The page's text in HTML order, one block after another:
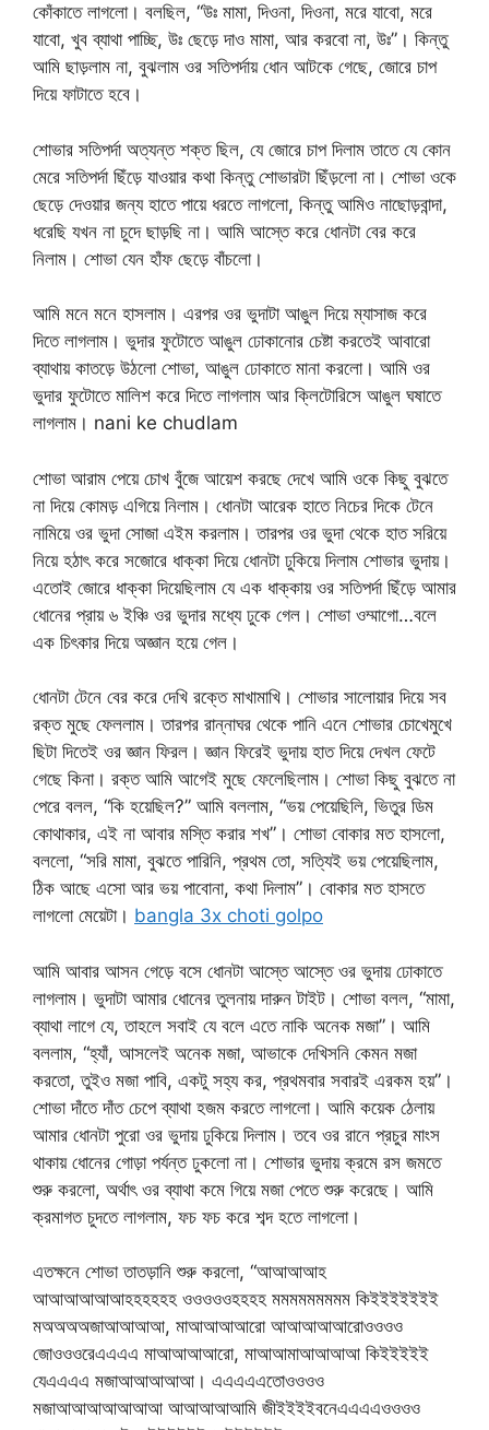
কোঁকাতে লাগলো। বলছিল, “উঃ মামা, দিওনা, দিওনা, মরে যাবো, মরে
যাবো, খুব ব্যাথা পাচ্ছি, উঃ ছেড়ে দাও মামা, আর করবো না, উঃ”। কিন্তু
আমি ছাড়লাম না, বুঝলাম ওর সতিপর্দায় ধোন আটকে গেছে, জোরে চাপ
দিয়ে ফাটাতে হবে।
শোভার সতিপর্দা অত্যন্ত শক্ত ছিল, যে জোরে চাপ দিলাম তাতে যে কোন
মেরে সতিপর্দা ছিঁড়ে যাওয়ার কথা কিন্তু শোভারটা ছিঁড়লো না। শোভা ওকে
ছেড়ে দেওয়ার জন্য হাতে পায়ে ধরতে লাগলো, কিন্তু আমিও নাছোড়বান্দা,
ধরেছি যখন না চুদে ছাড়ছি না। আমি আস্তে করে ধোনটা বের করে
নিলাম। শোভা যেন হাঁফ ছেড়ে বাঁচলো।
আমি মনে মনে হাসলাম। এরপর ওর ভুদাটা আঙুল দিয়ে ম্যাসাজ করে
দিতে লাগলাম। ভুদার ফুটোতে আঙুল ঢোকানোর চেষ্টা করতেই আবারো
ব্যাথায় কাতড়ে উঠলো শোভা, আঙুল ঢোকাতে মানা করলো। আমি ওর
ভুদার ফুটোতে মালিশ করে দিতে লাগলাম আর ক্লিটোরিসে আঙুল ঘষাতে
লাগলাম। nani ke chudlam
শোভা আরাম পেয়ে চোখ বুঁজে আয়েশ করছে দেখে আমি ওকে কিছু বুঝতে
না দিয়ে কোমড় এগিয়ে নিলাম। ধোনটা আরেক হাতে নিচের দিকে টেনে
নামিয়ে ওর ভুদা সোজা এইম করলাম। তারপর ওর ভুদা থেকে হাত সরিয়ে
নিয়ে হঠাৎ করে সজোরে ধাক্কা দিয়ে ধোনটা ঢুকিয়ে দিলাম শোভার ভুদায়।
এতোই জোরে ধাক্কা দিয়েছিলাম যে এক ধাক্কায় ওর সতিপর্দা ছিঁড়ে আমার
ধোনের প্রায় ৬ ইঞ্চি ওর ভুদার মধ্যে ঢুকে গেল। শোভা ওম্মাগো…বলে
এক চিৎকার দিয়ে অজ্ঞান হয়ে গেল।
ধোনটা টেনে বের করে দেখি রক্তে মাখামাখি। শোভার সালোয়ার দিয়ে সব
রক্ত মুছে ফেললাম। তারপর রান্নাঘর থেকে পানি এনে শোভার চোখেমুখে
ছিটা দিতেই ওর জ্ঞান ফিরল। জ্ঞান ফিরেই ভুদায় হাত দিয়ে দেখল ফেটে
গেছে কিনা। রক্ত আমি আগেই মুছে ফেলেছিলাম। শোভা কিছু বুঝতে না
পেরে বলল, “কি হয়েছিল?” আমি বললাম, “ভয় পেয়েছিলি, ভিতুর ডিম
কোথাকার, এই না আবার মস্তি করার শখ”। শোভা বোকার মত হাসলো,
বললো, “সরি মামা, বুঝতে পারিনি, প্রথম তো, সত্যিই ভয় পেয়েছিলাম,
ঠিক আছে এসো আর ভয় পাবোনা, কথা দিলাম”। বোকার মত হাসতে
লাগলো মেয়েটা। bangla 3x choti golpo
আমি আবার আসন গেড়ে বসে ধোনটা আস্তে আস্তে ওর ভুদায় ঢোকাতে
লাগলাম। ভুদাটা আমার ধোনের তুলনায় দারুন টাইট। শোভা বলল, “মামা,
ব্যাথা লাগে যে, তাহলে সবাই যে বলে এতে নাকি অনেক মজা”। আমি
বললাম, “হ্যাঁ, আসলেই অনেক মজা, আভাকে দেখিসনি কেমন মজা
করতো, তুইও মজা পাবি, একটু সহ্য কর, প্রথমবার সবারই এরকম হয়”।
শোভা দাঁতে দাঁত চেপে ব্যাথা হজম করতে লাগলো। আমি কয়েক ঠেলায়
আমার ধোনটা পুরো ওর ভুদায় ঢুকিয়ে দিলাম। তবে ওর রানে প্রচুর মাংস
থাকায় ধোনের গোড়া পর্যন্ত ঢুকলো না। শোভার ভুদায় ক্রমে রস জমতে
শুরু করলো, অর্থাৎ ওর ব্যাথা কমে গিয়ে মজা পেতে শুরু করেছে। আমি
ক্রমাগত চুদতে লাগলাম, ফচ ফচ করে শব্দ হতে লাগলো।
এতক্ষনে শোভা তাতড়ানি শুরু করলো, “আআআআহ
আআআআআআহহহহহহ ওওওওওহহহহ মমমমমমমমম কিইইইইইইই
মঅঅঅঅজাআআআআ, মাআআআআরো আআআআআরোওওওও
জোওওওরেএএএএ মাআআআআরো, মাআআমাআআআআ কিইইইইই
যেএএএএ মজাআআআআআ। এএএএএতোওওওও
মজাআআআআআআআ আআআআআমি জীইইইইবনেএএএএওওওও